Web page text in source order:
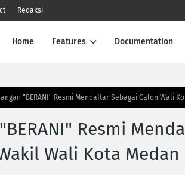
Redaksi
Home Features Documentation
"BERANI" Resmi Mendaftar Sebagai Calon Wali
Resmi
Wali Kota Medan